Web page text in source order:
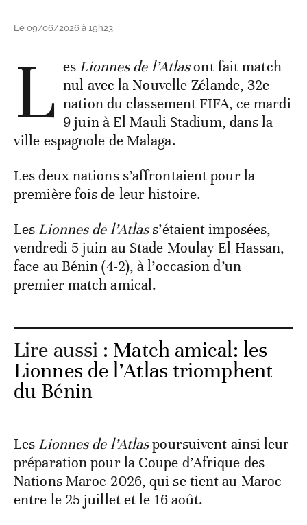
Le 09/06/2026 à 19h23
L es Lionnes de l’Atlasont fait match
nul avec la Nouvelle-Zélande, 32e
nation du classement FIFA, ce mardi
9 juin à El Mauli Stadium, dans la
ville espagnole de Malaga.
Les deux nations s’affrontaient pour la
première fois de leur histoire.
Les Lionnes de l’Atlass’étaient imposées,
vendredi 5 juin au Stade Moulay El Hassan,
face au Bénin (4-2), à l’occasion d’un
premier match amical.
Lire aussi : Match amical: les
Lionnes de l’Atlas triomphent
du Bénin
Les Lionnes de l’Atlaspoursuivent ainsi leur
préparation pour la Coupe d’Afrique des
Nations Maroc-2026, qui se tient au Maroc
entre le 25 juillet et le 16 août.